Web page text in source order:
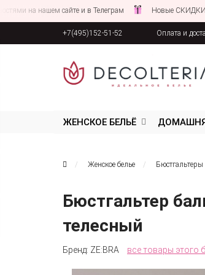
нашем сайте и в Телеграм Новые СКИДКИ
+7(495)152-51-52 Оплата и
ЖЕНСКОЕ БЕЛЬЁ
Женское белье Бюстгальтеры
Бюстгальтер
телесный
Бренд: ZE:BRA все товары этого